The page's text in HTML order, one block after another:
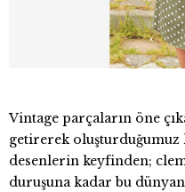
Vintage parçaların öne
getirerek
desenlerin keyfinden;
duruşuna kadar bu